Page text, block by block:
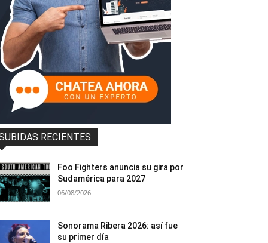
RECIENTES
Foo Fighters anuncia su gira por
Sudamérica para 2027
06/08/2026
Sonorama Ribera 2026: así fue
su primer día